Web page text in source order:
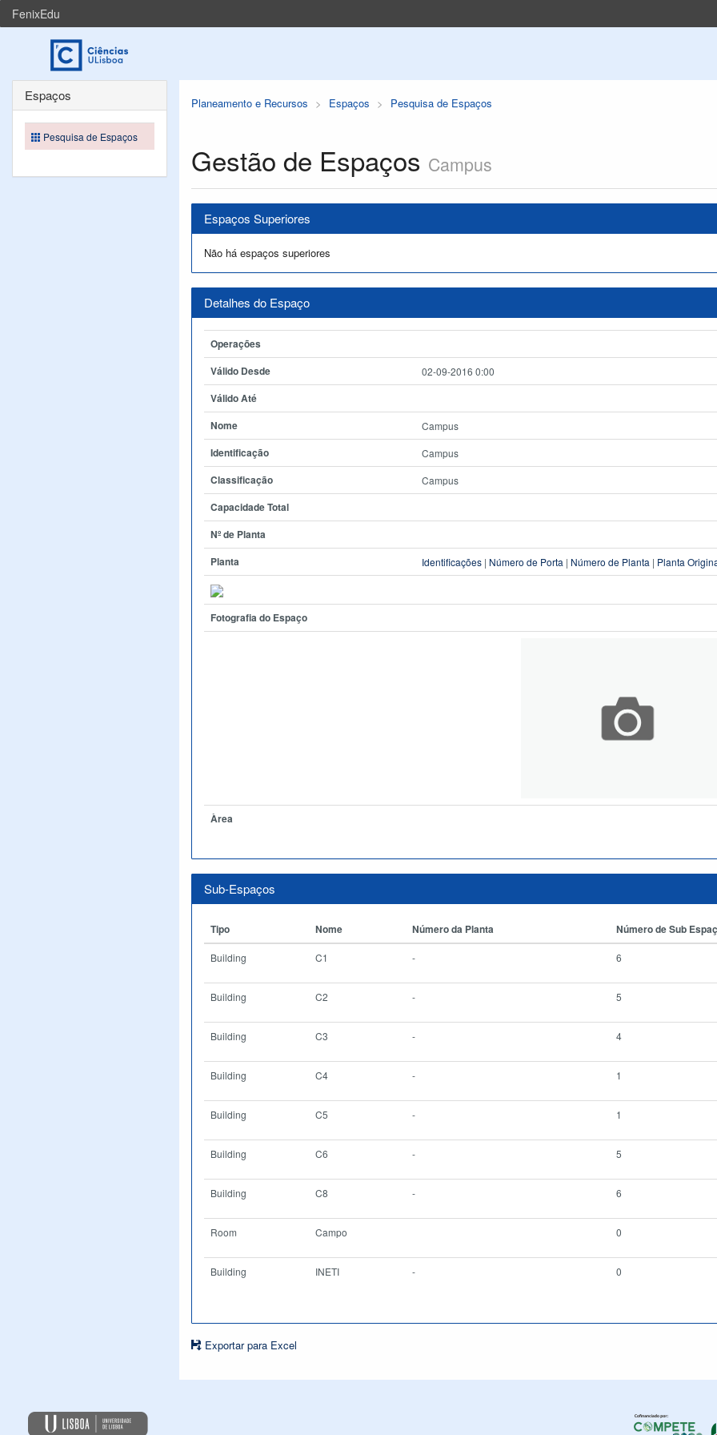
FenixEdu
Planeamento e Recursos Espaços Pesquisa de Espaços
Gestão de Espaços Campus
Espaços Superiores
Não há espaços superiores
Detalhes do Espaço
Operações
Válido Desde
02-09-2016 0:00
Válido Até
Nome
Campus
Identificação Campus
Classificação Campus
Capacidade Total
Nº de Planta
Planta
Identificações | Número de Porta | Número de Planta | Planta
Fotografia do Espaço
Àrea
Sub-Espaços
Tipo Nome Número da Planta Número de Sub
Building C1 - 6
Building C2 - 5
Building C3 - 4
Building C4 - 1
Building C5 - 1
Building C6 - 5
Building C8 - 6
Room Campo 0
Building INETI - 0
Exportar para Excel
Espaços
Pesquisa de Espaços